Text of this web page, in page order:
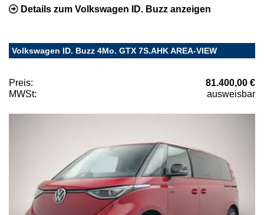
Details zum Volkswagen ID. Buzz anzeigen
Volkswagen ID. Buzz 4Mo. GTX 7S.AHK AREA-VIEW
Preis:
81.400,00 €
MWSt:
ausweisbar